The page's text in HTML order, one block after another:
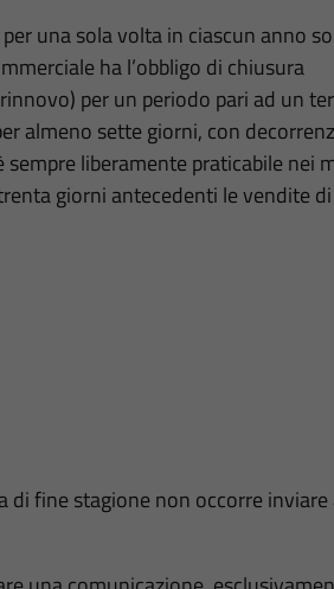
una sola volta in ciascun anno
ha l’obbligo di chiusura
per un periodo pari ad un
almeno sette giorni, con
liberamente praticabile nei
giorni antecedenti le vendite di
fine stagione non occorre inviare